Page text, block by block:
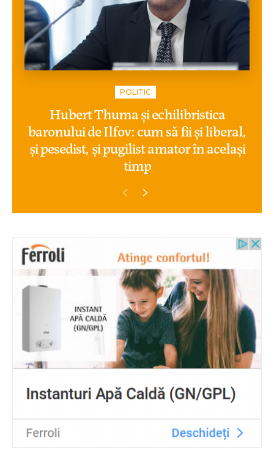
POLITIC
Hubert Thuma și echilibristica
baronului de Ilfov: cum să fii și liberal,
și pesedist, și pugilist amator în același
timp